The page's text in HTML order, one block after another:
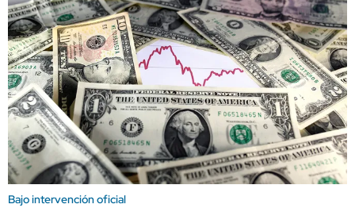
Bajo intervención oficial